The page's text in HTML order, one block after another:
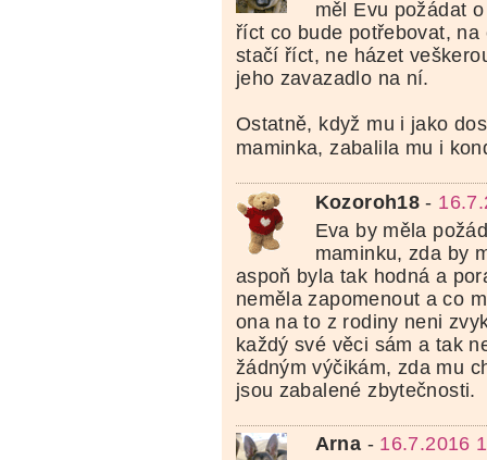
měl Evu požádat
říct co bude potřebovat,
stačí říct, ne házet
jeho zavazadlo na ní.
Ostatně, když mu i jako
maminka, zabalila mu i
Kozoroh18 -
Eva by měla
maminku, zda by
aspoň byla tak hodná a
neměla zapomenout a co
ona na to z rodiny neni
každý své věci sám a tak
žádným výčikám, zda mu
jsou zabalené zbytečnosti.
Arna - 16.7.2016